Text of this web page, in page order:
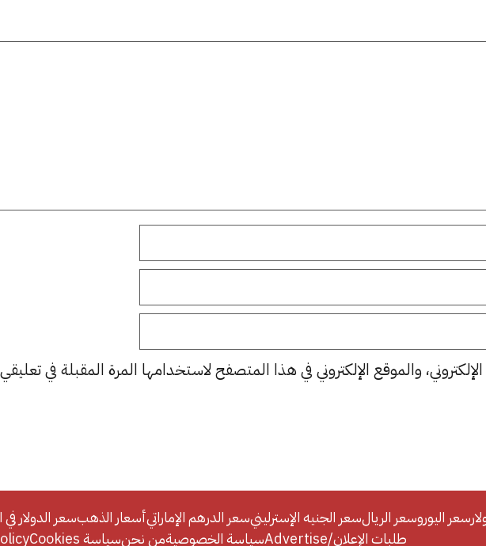
والموقع الإلكتروني في هذا المتصفح لاستخدامها المرة المقبلة في
سعر اليوروسعر الريالسعر الجنيه الإسترلينيسعر الدرهم الإماراتيأسعار الذهبسعر الدولار في
طلبات الإعلان/Advertise
سياسة الخصوصيةمن نحنسياسة Cookies